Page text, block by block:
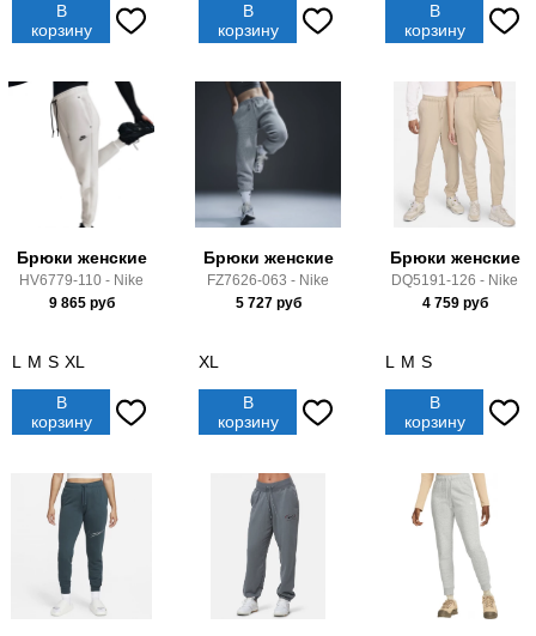
В
корзину
В
корзину
В
корзину
Брюки женские
HV6779-110 - Nike
9 865руб
L M S XL
В
корзину
Брюки женские
FZ7626-063 - Nike
5 727руб
XL
В
корзину
Брюки женские
DQ5191-126 - Nike
4 759руб
L M S
В
корзину